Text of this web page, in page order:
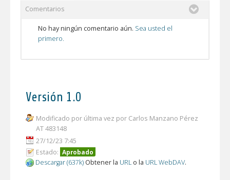
Comentarios
No hay ningún comentario aún. Sea usted el
primero.
Versión 1.0
Modificado por última vez por Carlos Manzano Pérez
AT 483148
27/12/23 7:45
Estado: Aprobado
Descargar (637k) Obtener la URL o la URL WebDAV.